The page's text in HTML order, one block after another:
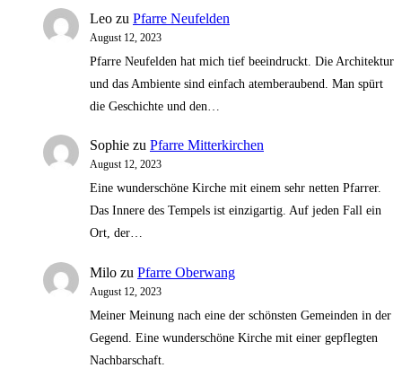
Leo zu Pfarre Neufelden
August 12, 2023
Pfarre Neufelden hat mich tief beeindruckt. Die Architektur
und das Ambiente sind einfach atemberaubend. Man spürt
die Geschichte und den…
Sophie zu Pfarre Mitterkirchen
August 12, 2023
Eine wunderschöne Kirche mit einem sehr netten Pfarrer.
Das Innere des Tempels ist einzigartig. Auf jeden Fall ein
Ort, der…
Milo zu Pfarre Oberwang
August 12, 2023
Meiner Meinung nach eine der schönsten Gemeinden in der
Gegend. Eine wunderschöne Kirche mit einer gepflegten
Nachbarschaft.